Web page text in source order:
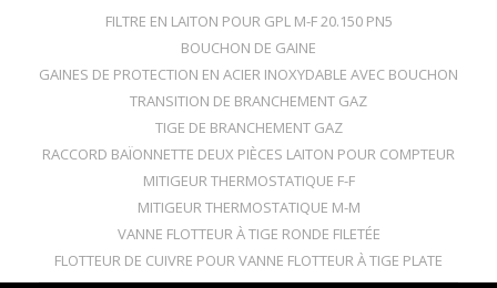
FILTRE EN LAITON POUR GPL M-F 20.150 PN5
BOUCHON DE GAINE
GAINES DE PROTECTION EN ACIER INOXYDABLE AVEC BOUCHON
TRANSITION DE BRANCHEMENT GAZ
TIGE DE BRANCHEMENT GAZ
RACCORD BAÏONNETTE DEUX PIÈCES LAITON POUR COMPTEUR
MITIGEUR THERMOSTATIQUE F-F
MITIGEUR THERMOSTATIQUE M-M
VANNE FLOTTEUR À TIGE RONDE FILETÉE
FLOTTEUR DE CUIVRE POUR VANNE FLOTTEUR À TIGE PLATE